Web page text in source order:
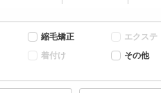
縮毛矯正
エクステ
着付け その他